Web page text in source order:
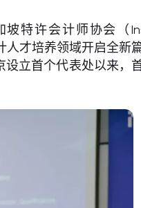
特许会计师协会（
才培养领域开启全新
设立首个代表处以来，